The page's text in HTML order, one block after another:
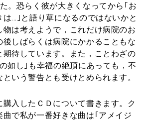
。恐らく彼が大きくなってから｢お
…｣と語り草になるのではないかと
は考えようで，これだけ病院のお
しばらくは病院にかかることもな
期待しています。また，ことわざの
如し｣も幸福の絶頂にあっても，不
いう警告とも受けとめられます。
購入したＣＤについて書きます。ク
曲で私が一番好きな曲は｢アメイジ